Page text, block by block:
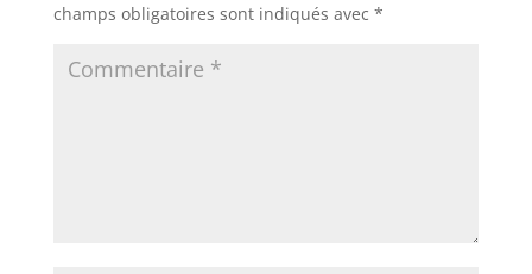
champs obligatoires sont indiqués avec *